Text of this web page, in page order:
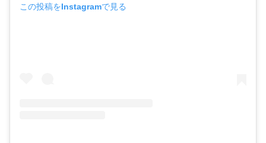
この投稿をInstagramで見る